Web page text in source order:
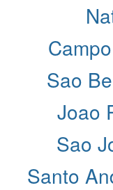
Sao
Joao
Sao
Santo